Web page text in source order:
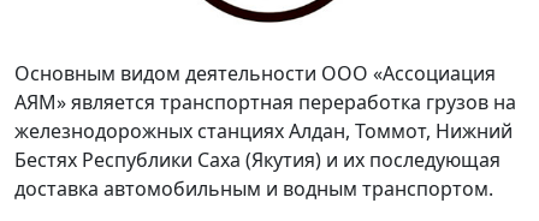
Основным видом деятельности ООО «Ассоциация
АЯМ» является транспортная переработка грузов на
железнодорожных станциях Алдан, Томмот, Нижний
Бестях Республики Саха (Якутия) и их последующая
доставка автомобильным и водным транспортом.